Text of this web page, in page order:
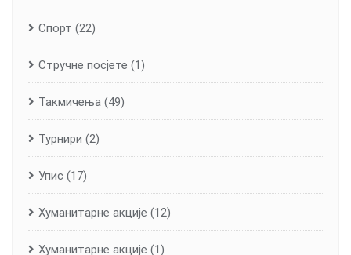
Спорт (22)
Стручне посјете (1)
Такмичења (49)
Турнири (2)
Упис (17)
Хуманитарне aкције (12)
Хуманитарне акције (1)